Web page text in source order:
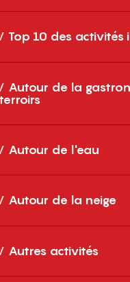
Top 10 des activités
Autour de la
terroirs
Autour de l'eau
Autour de la neige
Autres activités
Cedex